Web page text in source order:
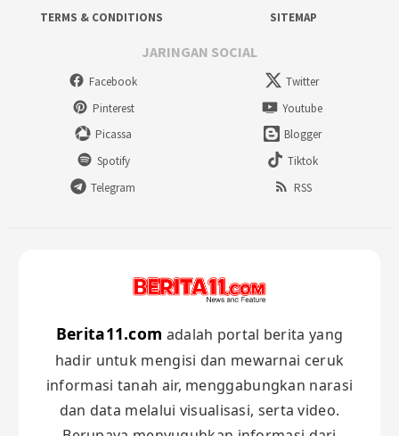
TERMS & CONDITIONS
SITEMAP
JARINGAN SOCIAL
Facebook
Twitter
Pinterest
Youtube
Picassa
Blogger
Spotify
Tiktok
Telegram
RSS
Berita11.com adalah portal berita yang
hadir untuk mengisi dan mewarnai ceruk
informasi tanah air, menggabungkan narasi
dan data melalui visualisasi, serta video.